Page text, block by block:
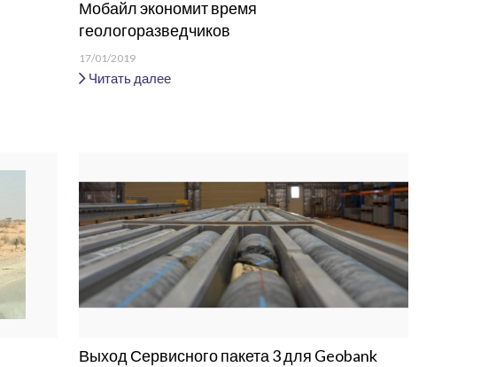
Мобайл экономит время
геологоразведчиков
17/01/2019
Читать далее
Выход Сервисного пакета 3 для Geobank